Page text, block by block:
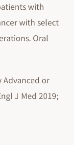
with
with select
Oral
Advanced or
J Med 2019;